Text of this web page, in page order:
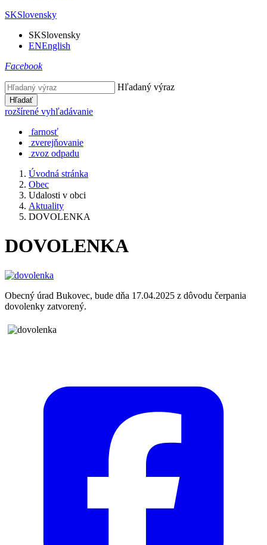
SKSlovensky
SKSlovensky
ENEnglish
Facebook
Hľadaný výraz
Hľadať
rozšírené vyhľadávanie
farnosť
zverejňovanie
zvoz odpadu
Úvodná stránka
Obec
Udalosti v obci
Aktuality
DOVOLENKA
DOVOLENKA
Obecný úrad Bukovec, bude dňa 17.04.2025 z dôvodu čerpania
dovolenky zatvorený.